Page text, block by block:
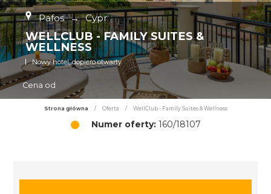
Pafos → Cypr
WELLCLUB - FAMILY SUITES &
WELLNESS
Nowy hotel, dopiero otwarty
Cena od
Strona główna / Oferta / WellClub - Family Suites & Wellness
Numer oferty:160/18107